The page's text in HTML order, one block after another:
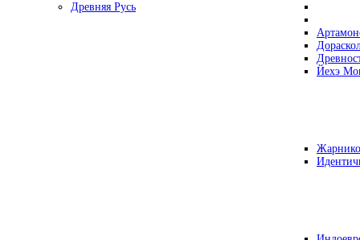
Древняя Русь
Йехэ